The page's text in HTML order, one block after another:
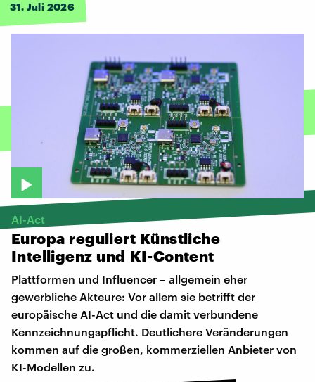
31. Juli 2026
AI-Act
Europa reguliert Künstliche
Intelligenz und KI-Content
Plattformen und Influencer – allgemein eher
gewerbliche Akteure: Vor allem sie betrifft der
europäische AI-Act und die damit verbundene
Kennzeichnungspflicht. Deutlichere Veränderungen
kommen auf die großen, kommerziellen Anbieter von
KI-Modellen zu.